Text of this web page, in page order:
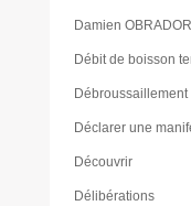
Damien OBRADOR
Débit de boisson
Débroussaillement
Déclarer une
Découvrir
Délibérations